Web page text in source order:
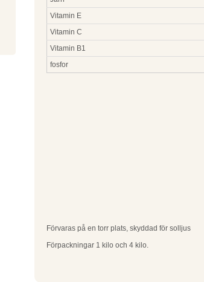
Vitamin E
Vitamin C
Vitamin B1
fosfor
Förvaras på en torr plats, skyddad för solljus
Förpackningar 1 kilo och 4 kilo.